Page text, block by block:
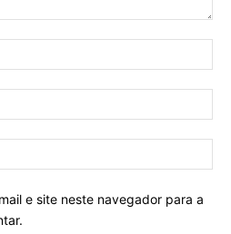
e site neste navegador para a